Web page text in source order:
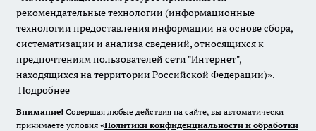
рекомендательные технологии (информационные
технологии предоставления информации на основе сбора,
систематизации и анализа сведений, относящихся к
предпочтениям пользователей сети "Интернет",
находящихся на территории Российской Федерации)».
Подробнее
Внимание! Совершая любые действия на сайте, вы автоматически
принимаете условия «Политики конфиденциальности и обработки